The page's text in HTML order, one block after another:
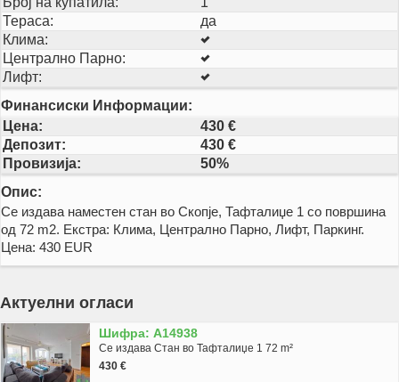
Тераса:
да
Клима:
Централно Парно:
Лифт:
Финансиски Информации:
Цена:
430 €
Депозит:
430 €
Провизија:
50%
Опис:
Се издава наместен стан во Скопје, Тафталиџе 1 со површина
од 72 m2. Екстра: Клима, Централно Парно, Лифт, Паркинг.
Цена: 430 EUR
Актуелни огласи
Шифра: A14938
Се издава Стан во Тафталиџе 1 72 m²
430 €